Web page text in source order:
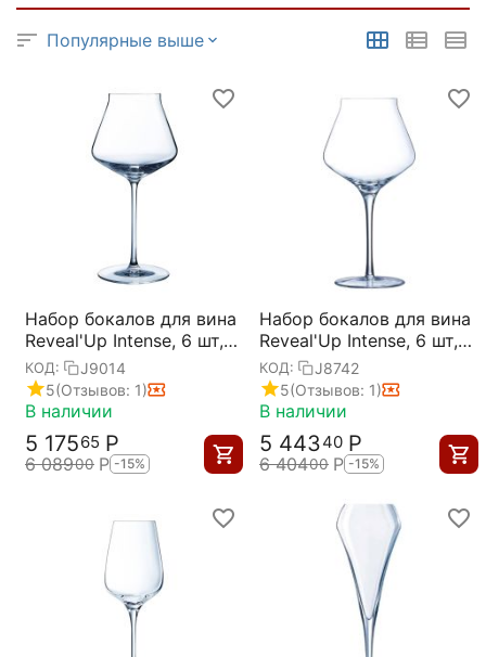
Популярные выше
Набор бокалов для вина
Reveal'Up Intense, 6 шт,
550 мл, D11 см, H23.6
см, Chef&Sommelier
КОД:
J9014
5(Отзывов: 1)
В наличии
5 17565 Р
6 08900 Р -15%
Набор бокалов для вина
Reveal'Up Intense, 6 шт,
450 мл, D104 мм, H222
мм, Chef&Sommelier
КОД:
J8742
5(Отзывов: 1)
В наличии
5 44340 Р
6 40400 Р -15%